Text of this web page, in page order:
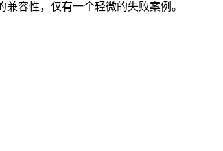
兼容性，仅有一个轻微的失败案例。